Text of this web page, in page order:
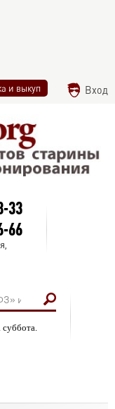
и выкуп Вход
33
66